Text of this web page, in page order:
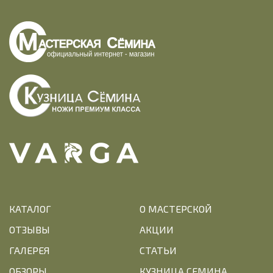
КАТАЛОГ
О МАСТЕРСКОЙ
ОТЗЫВЫ
АКЦИИ
ГАЛЕРЕЯ
СТАТЬИ
ОБЗОРЫ
КУЗНИЦА СЕМИНА